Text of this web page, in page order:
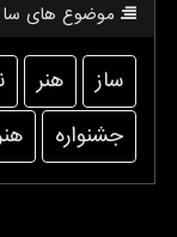
موضوع های
ساز هنر
جشنواره